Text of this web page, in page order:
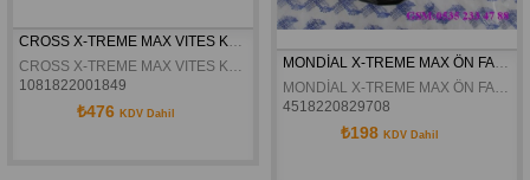
CROSS X-TREME MAX VITES KOLU ORJINAL
CROSS X-TREME MAX VITES KOLU ORJINAL
1081822001849
₺476 KDV Dahil
MONDİAL X-TREME MAX ÖN FAR GRENAJI SİYAH ORJİNAL
MONDİAL X-TREME MAX ÖN FAR GRENAJI SİYAH ORJİNAL
4518220829708
₺198 KDV Dahil